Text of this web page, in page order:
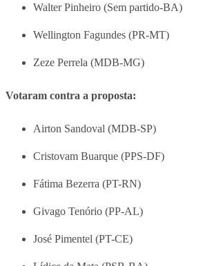
Walter Pinheiro (Sem partido-BA)
Wellington Fagundes (PR-MT)
Zeze Perrela (MDB-MG)
Votaram contra a proposta:
Airton Sandoval (MDB-SP)
Cristovam Buarque (PPS-DF)
Fátima Bezerra (PT-RN)
Givago Tenório (PP-AL)
José Pimentel (PT-CE)